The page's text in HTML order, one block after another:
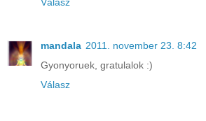
mandala 2011. november 23. 8:42
Gyonyoruek, gratulalok :)
Válasz